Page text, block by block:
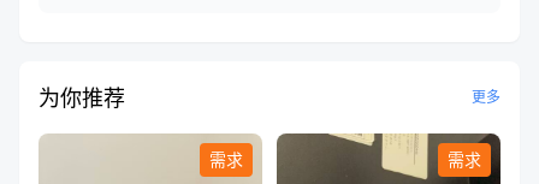
为你推荐 更多
需求 需求